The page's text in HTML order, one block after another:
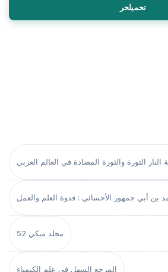
النار الثورة والثورة المضادة في العالم العربي
بن أبي جمهور الأحسائي : قدوة العلم والعمل
مجلد ميكي 52
المرجع السهل في علم الكيمياء
تحميلحر